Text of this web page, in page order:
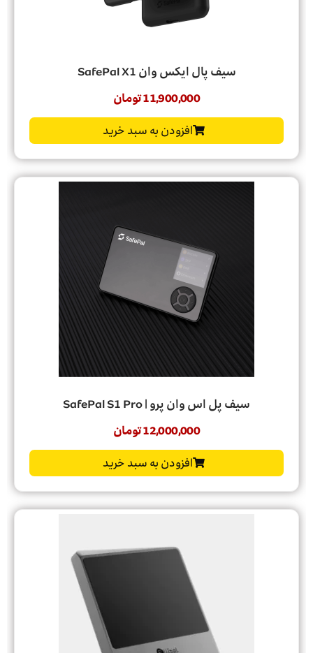
سیف پال ایکس وان SafePal X1
11,900,000تومان
افزودن به سبد خرید
سیف پل اس وان پرو | SafePal S1 Pro
12,000,000تومان
افزودن به سبد خرید